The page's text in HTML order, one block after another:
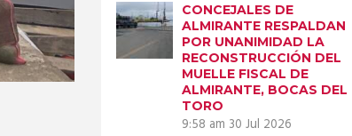
CONCEJALES DE
ALMIRANTE RESPALDAN
POR UNANIMIDAD LA
RECONSTRUCCIÓN DEL
MUELLE FISCAL DE
ALMIRANTE, BOCAS DEL
TORO
9:58 am 30 Jul 2026